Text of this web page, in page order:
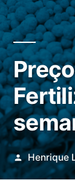
Publicado
por
Henrique